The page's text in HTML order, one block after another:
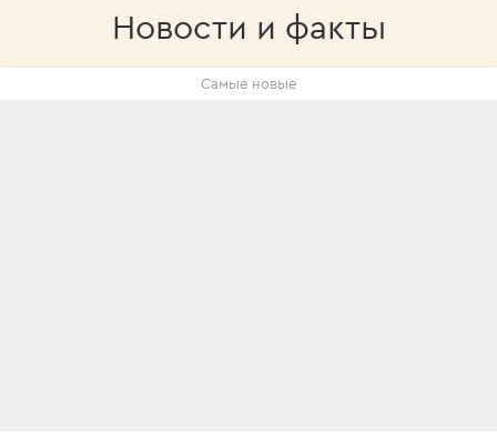
Новости и факты
Самые новые